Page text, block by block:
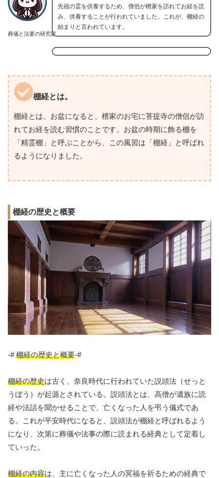
葬儀と法要の研究家
先祖の霊を供養するため、僧侶が檀家を訪れてお経を読
み、供養することが行われていました。これが、棚経の
始まりと言われています。
棚経とは。
棚経とは、お盆になると、檀家のお宅に菩提寺の僧侶が訪
れてお経を読む習慣のことです。お盆の時期に飾る棚を
「精霊棚」と呼ぶことから、この風習は「棚経」と呼ばれ
るようになりました。
棚経の歴史と概要
-#棚経の歴史と概要-#
棚経の歴史は古く、奈良時代に行われていた説頭法（せっと
うぼう）が起源とされている。説頭法とは、高僧が遺族に読
経や法話を聞かせることで、亡くなった人を弔う儀式であ
る。これが平安時代になると、説頭法が棚経と呼ばれるよう
になり、次第に葬儀や法事の際に読まれる経典として定着し
ていった。
棚経の内容は、主に亡くなった人の冥福を祈るための経典で